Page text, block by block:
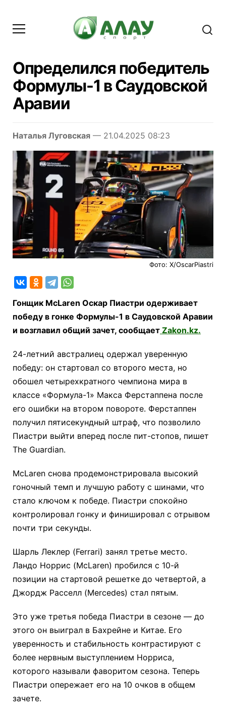
Определился победитель
Формулы-1 в Саудовской
Аравии
Наталья Луговская — 21.04.2025 08:23
Фото: X/OscarPiastri
Гонщик McLaren Оскар Пиастри одерживает
победу в гонке Формулы-1 в Саудовской Аравии
и возглавил общий зачет, сообщает Zakon.kz.
24-летний австралиец одержал уверенную
победу: он стартовал со второго места, но
обошел четырехкратного чемпиона мира в
классе «Формула-1» Макса Ферстаппена после
его ошибки на втором повороте. Ферстаппен
получил пятисекундный штраф, что позволило
Пиастри выйти вперед после пит-стопов, пишет
The Guardian.
McLaren снова продемонстрировала высокий
гоночный темп и лучшую работу с шинами, что
стало ключом к победе. Пиастри спокойно
контролировал гонку и финишировал с отрывом
почти три секунды.
Шарль Леклер (Ferrari) занял третье место.
Ландо Норрис (McLaren) пробился с 10-й
позиции на стартовой решетке до четвертой, а
Джордж Расселл (Mercedes) стал пятым.
Это уже третья победа Пиастри в сезоне — до
этого он выиграл в Бахрейне и Китае. Его
уверенность и стабильность контрастируют с
более нервным выступлением Норриса,
которого называли фаворитом сезона. Теперь
Пиастри опережает его на 10 очков в общем
зачете.